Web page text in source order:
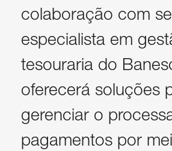
colaboração com
especialista em
tesouraria do
oferecerá soluções
gerenciar o
pagamentos por